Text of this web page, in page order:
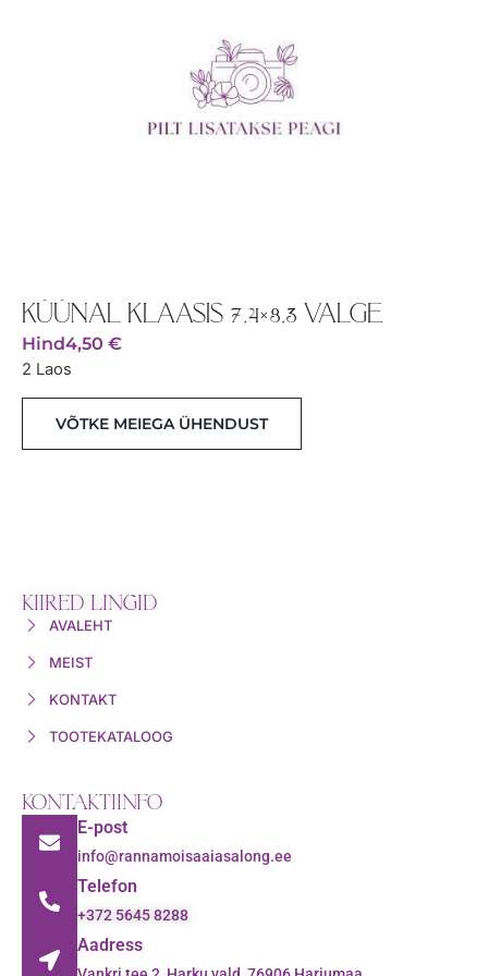
KÜÜNAL KLAASIS 7,4×8,3 VALGE
Hind4,50 €
2 Laos
VÕTKE MEIEGA ÜHENDUST
KIIRED LINGID
AVALEHT
MEIST
KONTAKT
TOOTEKATALOOG
KONTAKTIINFO
E-post
info@rannamoisaaiasalong.ee
Telefon
+372 5645 8288
Aadress